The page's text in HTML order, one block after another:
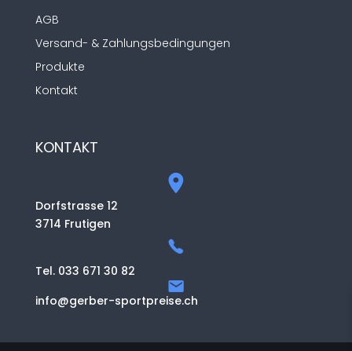
AGB
Versand- & Zahlungsbedingungen
Produkte
Kontakt
KONTAKT
Dorfstrasse 12
3714 Frutigen
Tel. 033 671 30 82
info@gerber-sportpreise.ch